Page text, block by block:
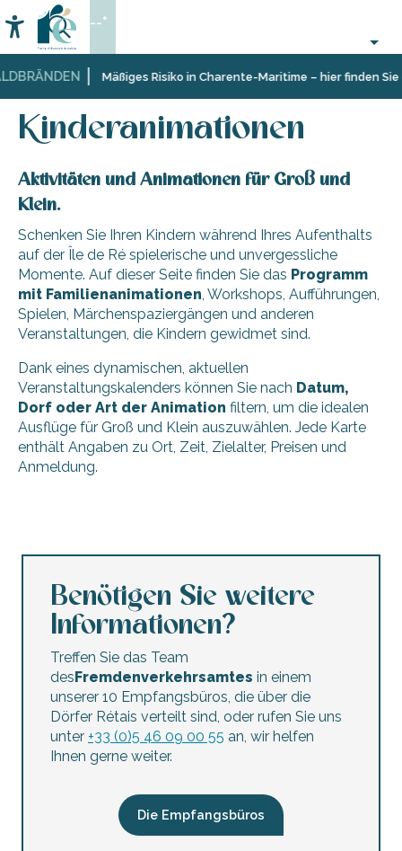
au
contenu
principal
Mäßiges Risiko in Charente-Maritime – hier finden Sie
Accessibilité
Suche
--°
Startseite
Organisieren
Aktivitäten
und
Veranstaltungen,
Kinderanimationen
Kinderanimationen
Aktivitäten und Animationen für Groß und
Klein.
Schenken Sie Ihren Kindern während Ihres Aufenthalts
auf der Île de Ré spielerische und unvergessliche
Momente. Auf dieser Seite finden Sie das Programm
mit Familienanimationen, Workshops, Aufführungen,
Spielen, Märchenspaziergängen und anderen
Veranstaltungen, die Kindern gewidmet sind.
Dank eines dynamischen, aktuellen
Veranstaltungskalenders können Sie nach Datum,
Dorf oder Art der Animation filtern, um die idealen
Ausflüge für Groß und Klein auszuwählen. Jede Karte
enthält Angaben zu Ort, Zeit, Zielalter, Preisen und
Anmeldung.
Balade Nature
Workshop für Kinder und Jugendliche: Erinnerungen an Ré
Familienkino
Atelier pâtisserie par l'Abeille de Ré
Der Zirkus Zavatta
Von der ADEPIR organisierte Besichtigung von
Animation Galerie des monstres en bocal
Ciné-Cyclo
Benötigen Sie weitere
Informationen?
Treffen Sie das Team
desFremdenverkehrsamtes in einem
unserer 10 Empfangsbüros, die über die
Dörfer Rétais verteilt sind, oder rufen Sie uns
unter +33 (0)5 46 09 00 55 an, wir helfen
Ihnen gerne weiter.
Die Empfangsbüros